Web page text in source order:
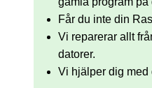
Får du inte din
Vi reparerar allt
datorer.
Vi hjälper dig med